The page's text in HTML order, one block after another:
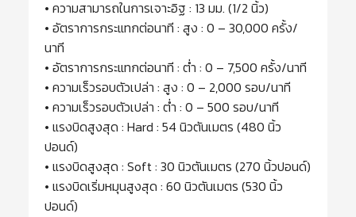
• ความสามารถในการเจาะอิฐ : 13 มม. (1/2 นิ้ว)
• อัตราการกระแทกต่อนาที : สูง : 0 – 30,000 ครั้ง/
นาที
• อัตราการกระแทกต่อนาที : ต่ำ : 0 – 7,500 ครั้ง/นาที
• ความเร็วรอบตัวเปล่า : สูง : 0 – 2,000 รอบ/นาที
• ความเร็วรอบตัวเปล่า : ต่ำ : 0 – 500 รอบ/นาที
• แรงบิดสูงสุด : Hard : 54 นิวตันเมตร (480 นิ้ว
ปอนด์)
• แรงบิดสูงสุด : Soft : 30 นิวตันเมตร (270 นิ้วปอนด์)
• แรงบิดเริ่มหมุนสูงสุด : 60 นิวตันเมตร (530 นิ้ว
ปอนด์)